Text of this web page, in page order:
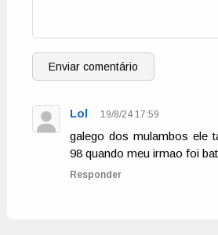
Enviar comentário
Lol 19/8/24 17:59
galego dos mulambos ele
98 quando meu irmao foi
Responder